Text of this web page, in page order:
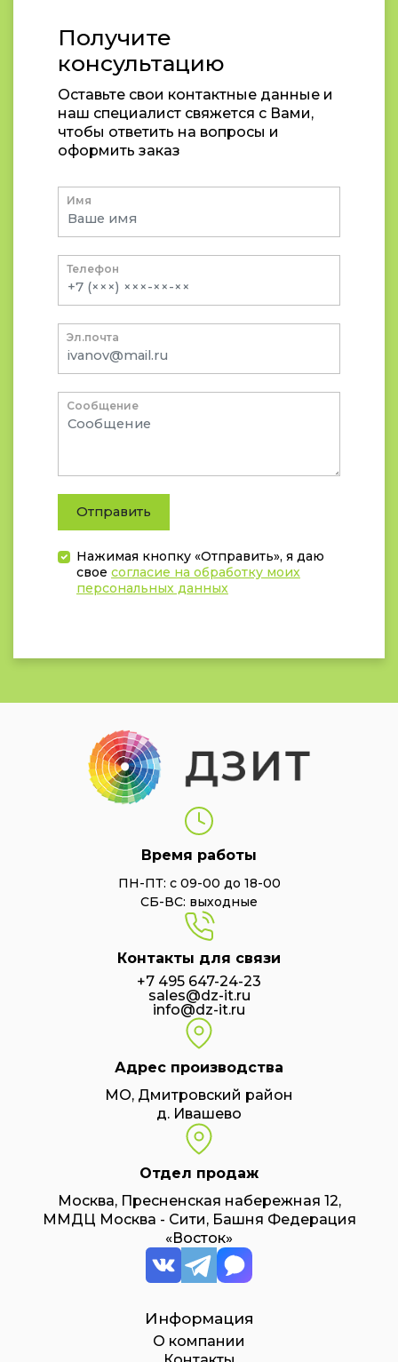
Получите
консультацию
Оставьте свои контактные данные и
наш специалист свяжется с Вами,
чтобы ответить на вопросы и
оформить заказ
Имя
Телефон
Эл.почта
Сообщение
Отправить
Нажимая кнопку «Отправить», я даю
свое согласие на обработку моих
персональных данных
Время работы
ПН-ПТ: с 09-00 до 18-00
СБ-ВС: выходные
Контакты для связи
+7 495 647-24-23
sales@dz-it.ru
info@dz-it.ru
Адрес производства
МО, Дмитровский район
д. Ивашево
Отдел продаж
Москва, Пресненская набережная 12,
ММДЦ Москва - Сити, Башня Федерация
«Восток»
Информация
О компании